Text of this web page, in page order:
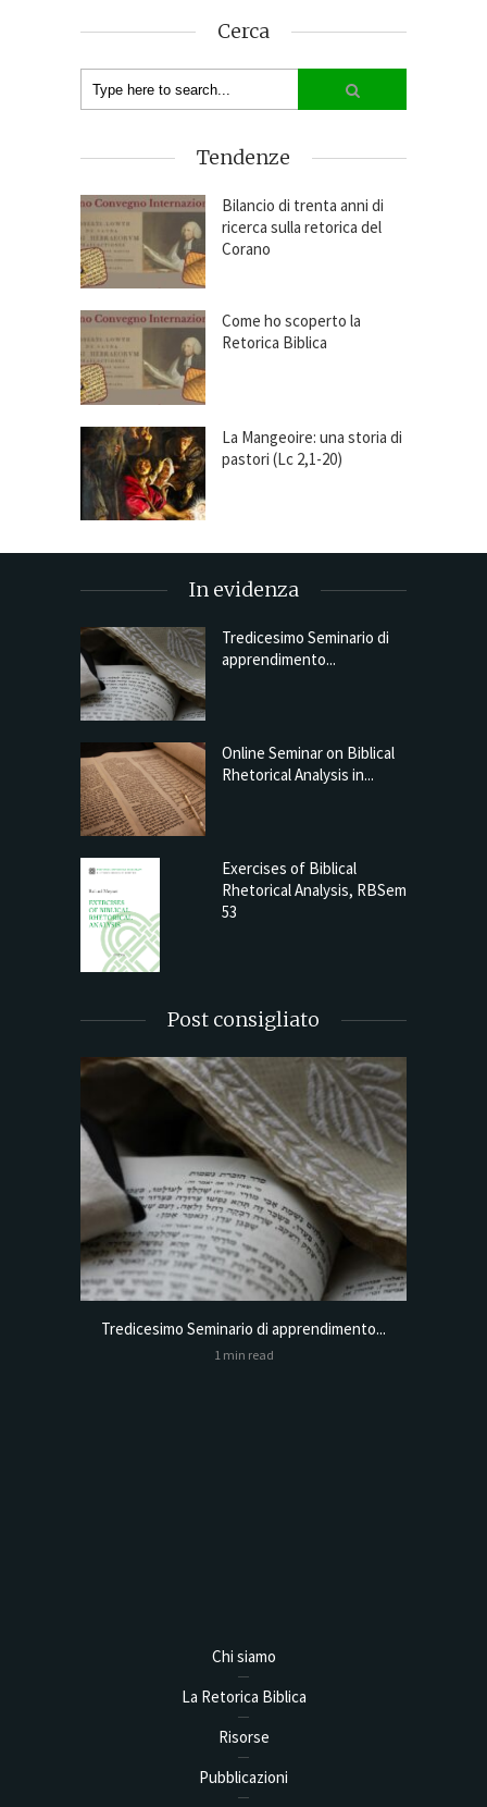
Cerca
Tendenze
Bilancio di trenta anni di
ricerca sulla retorica del
Corano
Come ho scoperto la
Retorica Biblica
La Mangeoire: una storia di
pastori (Lc 2,1-20)
In evidenza
Tredicesimo Seminario di
apprendimento...
Online Seminar on Biblical
Rhetorical Analysis in...
Exercises of Biblical
Rhetorical Analysis, RBSem
53
Post consigliato
Tredicesimo Seminario di apprendimento...
1 min read
Chi siamo
La Retorica Biblica
Risorse
Pubblicazioni